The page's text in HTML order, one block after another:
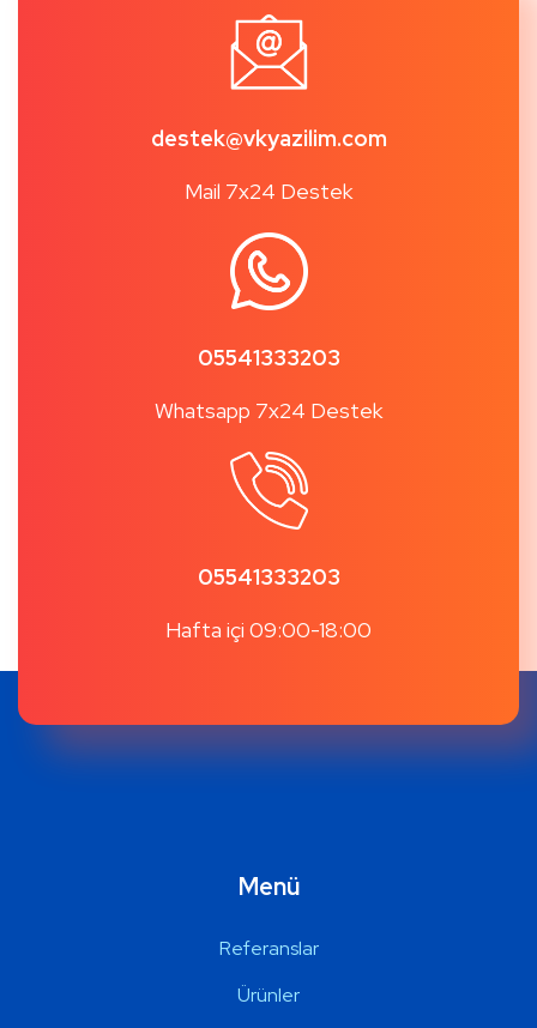
destek@vkyazilim.com
Mail 7x24 Destek
05541333203
Whatsapp 7x24 Destek
05541333203
Hafta içi 09:00-18:00
Menü
Referanslar
Ürünler